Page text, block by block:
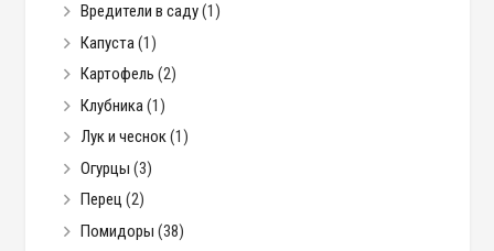
Вредители в саду(1)
Капуста(1)
Картофель (2)
Клубника(1)
Лук и чеснок(1)
Огурцы (3)
Перец (2)
Помидоры (38)